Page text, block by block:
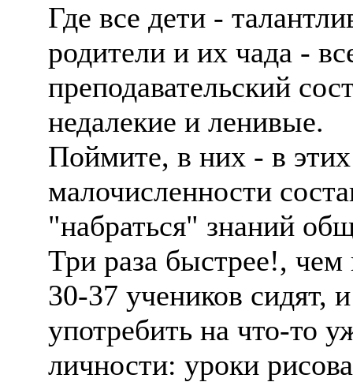
Где все дети -
родители и их чада -
преподавательский
недалекие и ленивые.
Поймите, в них - в
малочисленности
"набраться" знаний
Три раза быстрее!, чем
30-37 учеников сидят,
употребить на что-то
личности: уроки